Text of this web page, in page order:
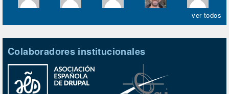
ver todos
Colaboradores institucionales